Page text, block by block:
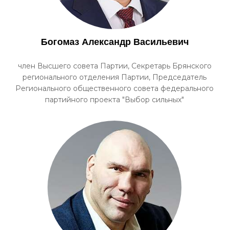
Богомаз Александр Васильевич
член Высшего совета Партии, Секретарь Брянского
регионального отделения Партии, Председатель
Регионального общественного совета федерального
партийного проекта "Выбор сильных"